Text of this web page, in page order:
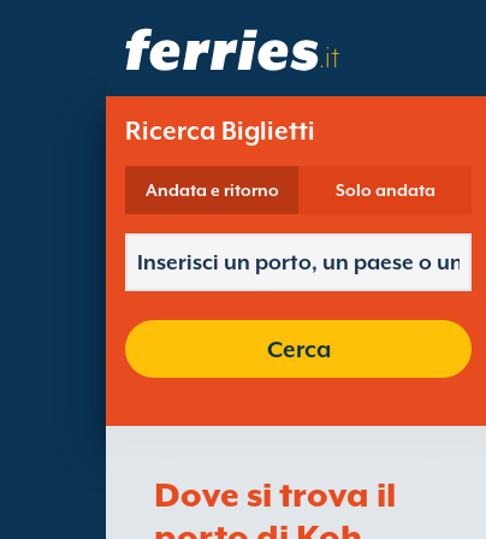
.it
Ricerca Biglietti
Andata e ritorno Solo andata
Cerca
Dove si trova il